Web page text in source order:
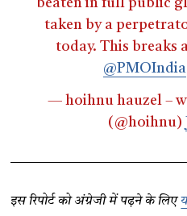
beaten in full public
taken by a
today. This breaks
@PMOIndia
— hoihnu hauzel –
(@hoihnu)
इस रिपोर्ट को अंग्रेजी में पढ़ने के लिए